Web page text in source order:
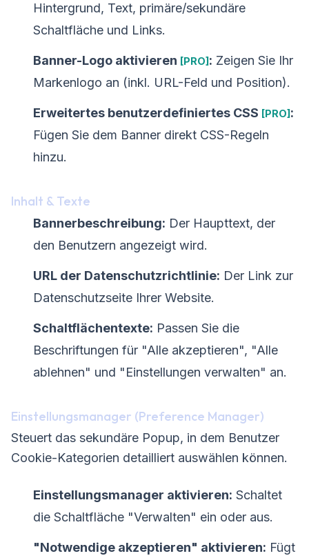
Hintergrund, Text, primäre/sekundäre
Schaltfläche und Links.
Banner-Logo aktivieren [PRO] : Zeigen Sie Ihr
Markenlogo an (inkl. URL-Feld und Position).
Erweitertes benutzerdefiniertes CSS [PRO] :
Fügen Sie dem Banner direkt CSS-Regeln
hinzu.
Inhalt & Texte
Bannerbeschreibung: Der Haupttext, der
den Benutzern angezeigt wird.
URL der Datenschutzrichtlinie: Der Link zur
Datenschutzseite Ihrer Website.
Schaltflächentexte: Passen Sie die
Beschriftungen für "Alle akzeptieren", "Alle
ablehnen" und "Einstellungen verwalten" an.
Einstellungsmanager (Preference Manager)
Steuert das sekundäre Popup, in dem Benutzer
Cookie-Kategorien detailliert auswählen können.
Einstellungsmanager aktivieren: Schaltet
die Schaltfläche "Verwalten" ein oder aus.
"Notwendige akzeptieren" aktivieren: Fügt